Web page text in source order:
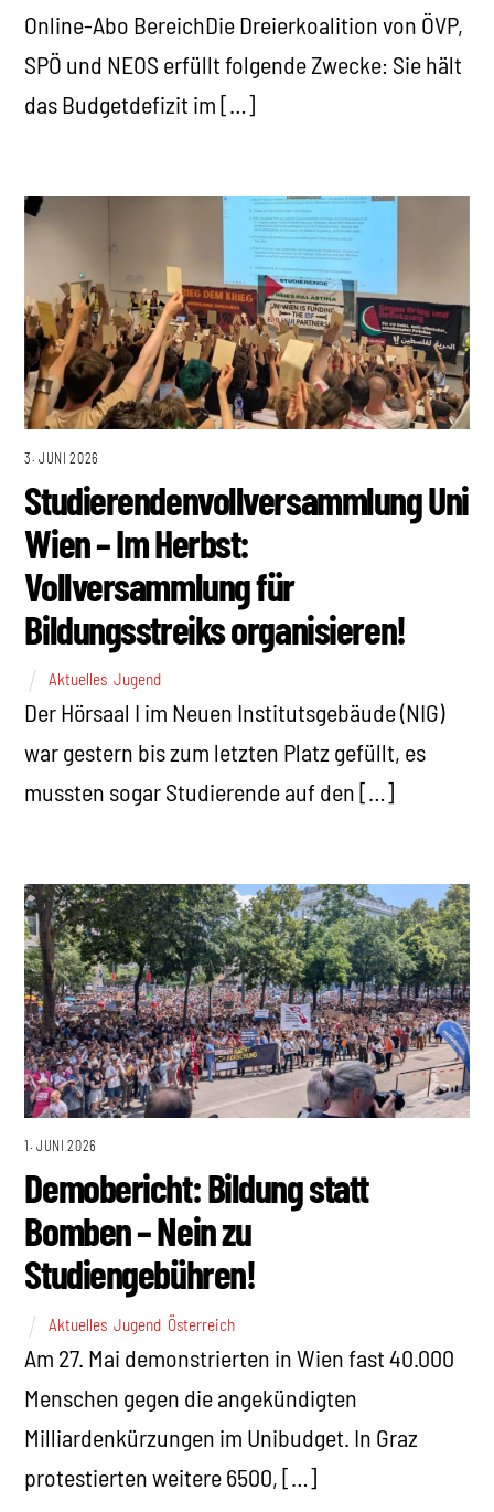
Online-Abo BereichDie Dreierkoalition von ÖVP,
SPÖ und NEOS erfüllt folgende Zwecke: Sie hält
das Budgetdefizit im […]
3. JUNI 2026
Studierendenvollversammlung Uni
Wien – Im Herbst:
Vollversammlung für
Bildungsstreiks organisieren!
Aktuelles ,Jugend
Der Hörsaal I im Neuen Institutsgebäude (NIG)
war gestern bis zum letzten Platz gefüllt, es
mussten sogar Studierende auf den […]
1. JUNI 2026
Demobericht: Bildung statt
Bomben – Nein zu
Studiengebühren!
Aktuelles ,Jugend Österreich
Am 27. Mai demonstrierten in Wien fast 40.000
Menschen gegen die angekündigten
Milliardenkürzungen im Unibudget. In Graz
protestierten weitere 6500, […]